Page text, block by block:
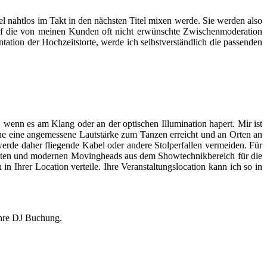
im Takt in den nächsten Titel mixen werde. Sie werden also
von meinen Kunden oft nicht erwünschte Zwischenmoderation
der Hochzeitstorte, werde ich selbstverständlich die passenden
es am Klang oder an der optischen Illumination hapert. Mir ist
angemessene Lautstärke zum Tanzen erreicht und an Orten an
daher fliegende Kabel oder andere Stolperfallen vermeiden. Für
und modernen Movingheads aus dem Showtechnikbereich für die
Ihrer Location verteile. Ihre Veranstaltungslocation kann ich so in
DJ Buchung.